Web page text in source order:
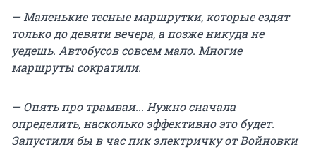
— Маленькие тесные маршрутки, которые ездят
только до девяти вечера, а позже никуда не
уедешь. Автобусов совсем мало. Многие
маршруты сократили.
— Опять про трамваи... Нужно сначала
определить, насколько эффективно это будет.
Запустили бы в час пик электричку от Войновки